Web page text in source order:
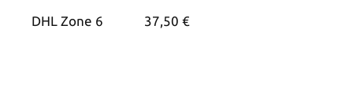
DHL Zone 6 37,50 €